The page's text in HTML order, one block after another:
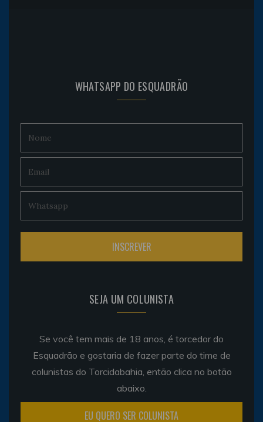
WHATSAPP DO ESQUADRÃO
SEJA UM COLUNISTA
Se você tem mais de 18 anos, é torcedor do
Esquadrão e gostaria de fazer parte do time de
colunistas do Torcidabahia, então clica no botão
abaixo.
EU QUERO SER COLUNISTA